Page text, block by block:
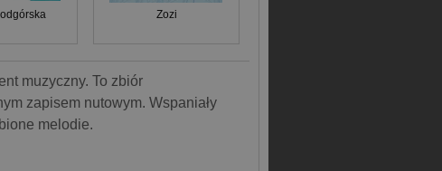
Zozi
muzyczny. To zbiór
zapisem nutowym. Wspaniały
melodie.